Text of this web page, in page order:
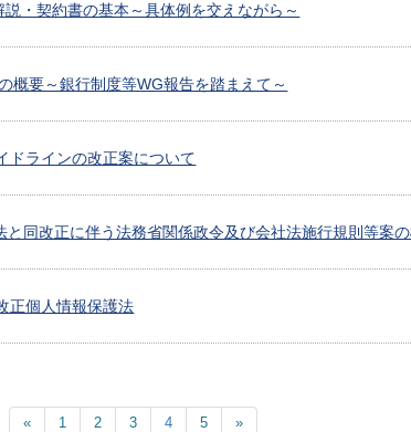
・契約書の基本～具体例を交えながら～
概要～銀行制度等WG報告を踏まえて～
ドラインの改正案について
同改正に伴う法務省関係政令及び会社法施行規則等案
正個人情報保護法
« 1 2 3 4 5 »